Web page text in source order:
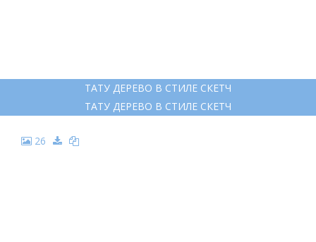
ТАТУ ДЕРЕВО В СТИЛЕ СКЕТЧ
ТАТУ ДЕРЕВО В СТИЛЕ СКЕТЧ
26